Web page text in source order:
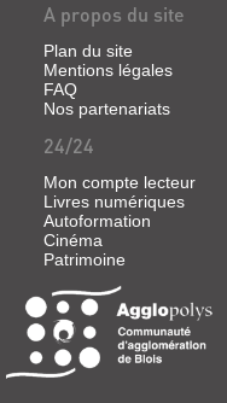
A propos du site
Plan du site
Mentions légales
FAQ
Nos partenariats
24/24
Mon compte lecteur
Livres numériques
Autoformation
Cinéma
Patrimoine